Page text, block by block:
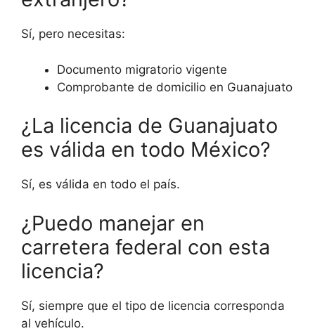
Sí, pero necesitas:
Documento migratorio vigente
Comprobante de domicilio en Guanajuato
¿La licencia de Guanajuato
es válida en todo México?
Sí, es válida en todo el país.
¿Puedo manejar en
carretera federal con esta
licencia?
Sí, siempre que el tipo de licencia corresponda
al vehículo.